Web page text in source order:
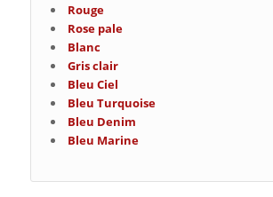
Rouge
Rose pale
Blanc
Gris clair
Bleu Ciel
Bleu Turquoise
Bleu Denim
Bleu Marine